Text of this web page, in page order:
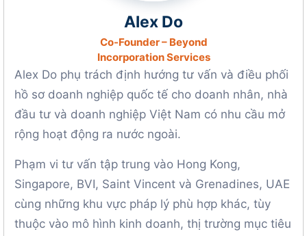
Alex Do
Co-Founder – Beyond
Incorporation Services
Alex Do phụ trách định hướng tư vấn và điều phối
hồ sơ doanh nghiệp quốc tế cho doanh nhân, nhà
đầu tư và doanh nghiệp Việt Nam có nhu cầu mở
rộng hoạt động ra nước ngoài.
Phạm vi tư vấn tập trung vào Hong Kong,
Singapore, BVI, Saint Vincent và Grenadines, UAE
cùng những khu vực pháp lý phù hợp khác, tùy
thuộc vào mô hình kinh doanh, thị trường mục tiêu